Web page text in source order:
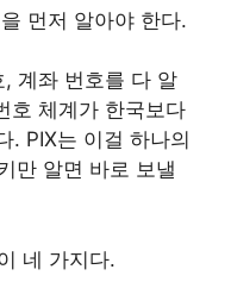
먼저 알아야 한다.
계좌 번호를 다 알
호 체계가 한국보다
. PIX는 이걸 하나의
만 알면 바로 보낼
네 가지다.